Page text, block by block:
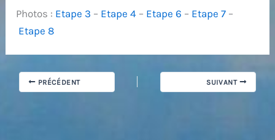
Photos : Etape 3 – Etape 4 – Etape 6 – Etape 7 –
Etape 8
PRÉCÉDENT SUIVANT